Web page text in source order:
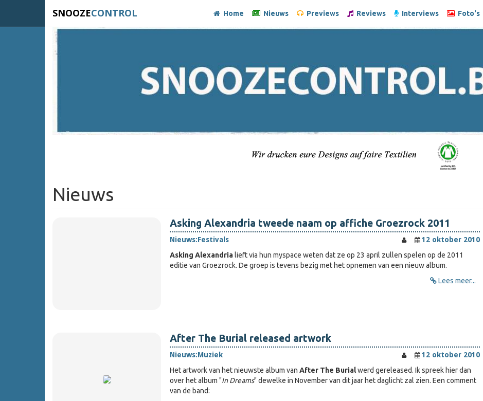
SNOOZECONTROL Home Nieuws Previews Reviews Interviews Foto's
Nieuws
Asking Alexandria tweede naam op affiche Groezrock 2011
Nieuws:Festivals
12 oktober 2010
Asking Alexandrialieft via hun myspace weten dat ze op 23 april zullen spelen op de 2011
editie van Groezrock. De groep is tevens bezig met het opnemen van een nieuw album.
Lees meer...
After The Burial released artwork
Nieuws:Muziek
12 oktober 2010
Het artwork van het nieuwste album van After The Burialwerd gereleased. Ik spreek hier dan
over het album "In Dreams" dewelke in November van dit jaar het daglicht zal zien. Een comment
van de band: